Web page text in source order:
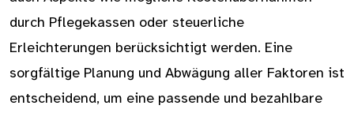
durch Pflegekassen oder steuerliche
Erleichterungen berücksichtigt werden. Eine
sorgfältige Planung und Abwägung aller Faktoren ist
entscheidend, um eine passende und bezahlbare